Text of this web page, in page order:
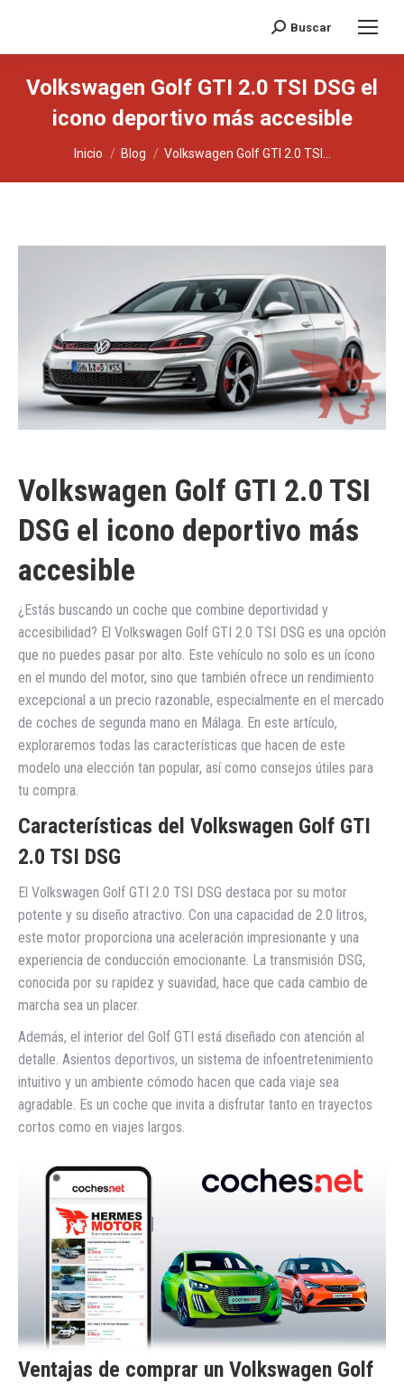
Buscar:Buscar
Volkswagen Golf GTI 2.0 TSI DSG el
icono deportivo más accesible
Estás aquí:
Inicio Blog Volkswagen Golf GTI 2.0 TSI...
Volkswagen Golf GTI 2.0 TSI
DSG el icono deportivo más
accesible
¿Estás buscando un coche que combine deportividad y
accesibilidad? El Volkswagen Golf GTI 2.0 TSI DSG es una opción
que no puedes pasar por alto. Este vehículo no solo es un ícono
en el mundo del motor, sino que también ofrece un rendimiento
excepcional a un precio razonable, especialmente en el mercado
de coches de segunda mano en Málaga. En este artículo,
exploraremos todas las características que hacen de este
modelo una elección tan popular, así como consejos útiles para
tu compra.
Características del Volkswagen Golf GTI
2.0 TSI DSG
El Volkswagen Golf GTI 2.0 TSI DSG destaca por su motor
potente y su diseño atractivo. Con una capacidad de 2.0 litros,
este motor proporciona una aceleración impresionante y una
experiencia de conducción emocionante. La transmisión DSG,
conocida por su rapidez y suavidad, hace que cada cambio de
marcha sea un placer.
Además, el interior del Golf GTI está diseñado con atención al
detalle. Asientos deportivos, un sistema de infoentretenimiento
intuitivo y un ambiente cómodo hacen que cada viaje sea
agradable. Es un coche que invita a disfrutar tanto en trayectos
cortos como en viajes largos.
Ventajas de comprar un Volkswagen Golf